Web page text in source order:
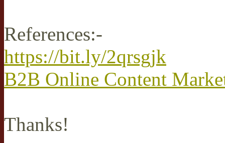
References:-
https://bit.ly/2qrsgjk
B2B Online Content
Thanks!